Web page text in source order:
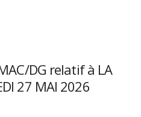
DG relatif à LA
27 MAI 2026